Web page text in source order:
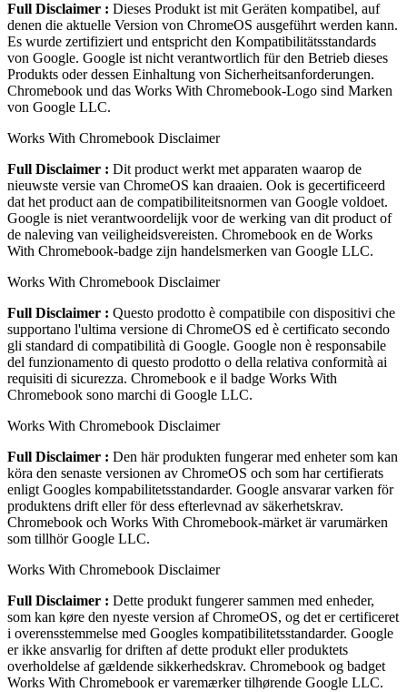
Full Disclaimer : Dieses Produkt ist mit Geräten kompatibel, auf
denen die aktuelle Version von ChromeOS ausgeführt werden kann.
Es wurde zertifiziert und entspricht den Kompatibilitätsstandards
von Google. Google ist nicht verantwortlich für den Betrieb dieses
Produkts oder dessen Einhaltung von Sicherheitsanforderungen.
Chromebook und das Works With Chromebook-Logo sind Marken
von Google LLC.
Works With Chromebook Disclaimer
Full Disclaimer : Dit product werkt met apparaten waarop de
nieuwste versie van ChromeOS kan draaien. Ook is gecertificeerd
dat het product aan de compatibiliteitsnormen van Google voldoet.
Google is niet verantwoordelijk voor de werking van dit product of
de naleving van veiligheidsvereisten. Chromebook en de Works
With Chromebook-badge zijn handelsmerken van Google LLC.
Works With Chromebook Disclaimer
Full Disclaimer : Questo prodotto è compatibile con dispositivi che
supportano l'ultima versione di ChromeOS ed è certificato secondo
gli standard di compatibilità di Google. Google non è responsabile
del funzionamento di questo prodotto o della relativa conformità ai
requisiti di sicurezza. Chromebook e il badge Works With
Chromebook sono marchi di Google LLC.
Works With Chromebook Disclaimer
Full Disclaimer : Den här produkten fungerar med enheter som kan
köra den senaste versionen av ChromeOS och som har certifierats
enligt Googles kompabilitetsstandarder. Google ansvarar varken för
produktens drift eller för dess efterlevnad av säkerhetskrav.
Chromebook och Works With Chromebook-märket är varumärken
som tillhör Google LLC.
Works With Chromebook Disclaimer
Full Disclaimer : Dette produkt fungerer sammen med enheder,
som kan køre den nyeste version af ChromeOS, og det er certificeret
i overensstemmelse med Googles kompatibilitetsstandarder. Google
er ikke ansvarlig for driften af dette produkt eller produktets
overholdelse af gældende sikkerhedskrav. Chromebook og badget
Works With Chromebook er varemærker tilhørende Google LLC.